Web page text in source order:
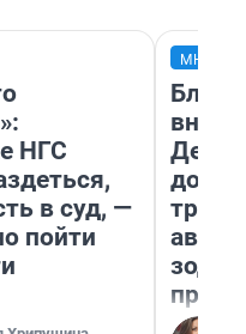
НГС
в суд, —
пойти